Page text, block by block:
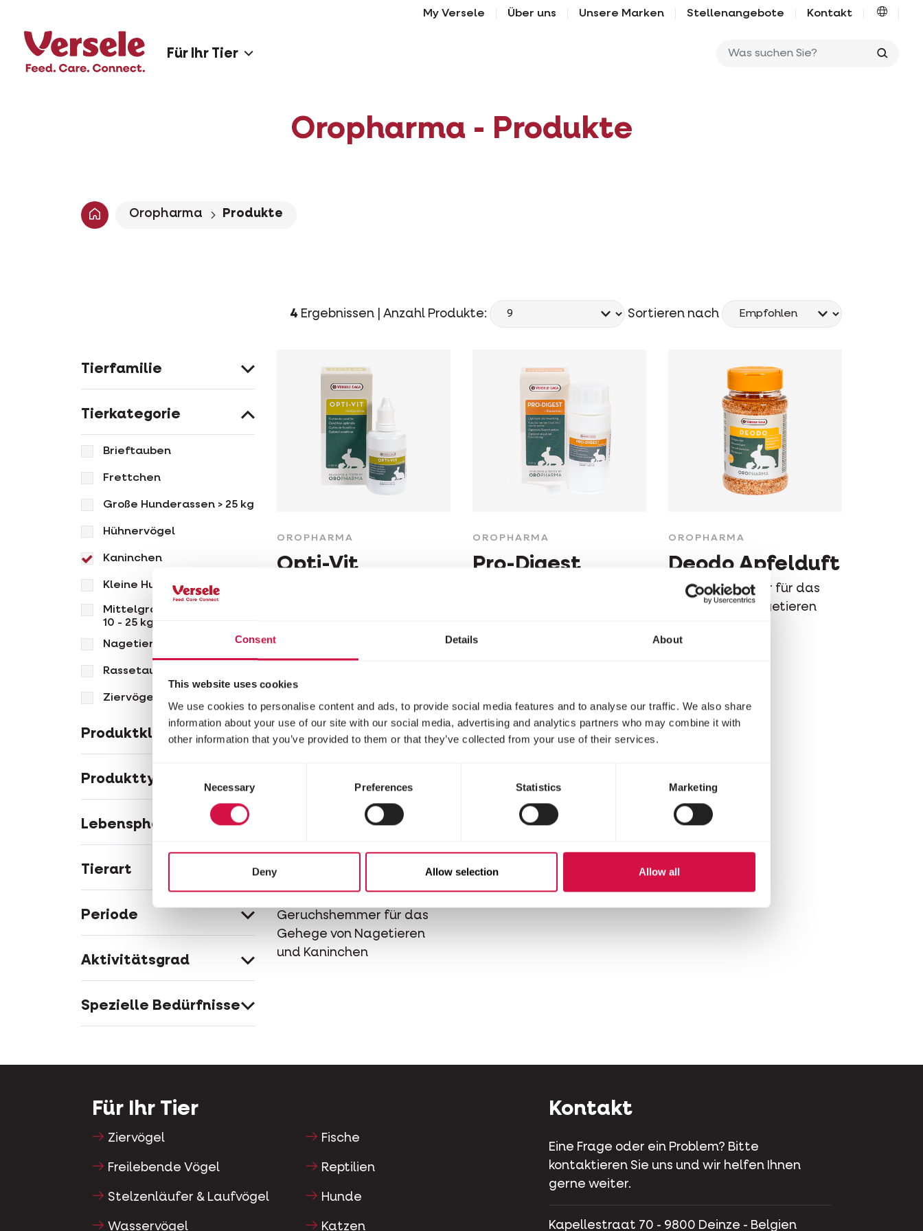
Consent Details About
This website uses cookies
We use cookies to personalise content and ads, to provide social media features and to analyse our traffic. We also share
information about your use of our site with our social media, advertising and analytics partners who may combine it with
other information that you’ve provided to them or that they’ve collected from your use of their services.
Selection
Necessary Preferences Statistics Marketing
Deny Allow selection Allow all
My Versele Über uns Unsere Marken Stellenangebote Kontakt
Für Ihr Tier
Oropharma - Produkte
Oropharma Produkte
4 Ergebnissen | Anzahl Produkte: Sortieren nach
Tierfamilie
Tierkategorie
Brieftauben
Frettchen
Große Hunderassen > 25 kg
Hühnervögel
Kaninchen
Kleine Hunderassen < 10 kg
Mittelgroße Hunderassen
10 - 25 kg
Nagetiere
Rassetauben
Ziervögel
Produktklasse
Produkttyp
Lebensphase
Tierart
Periode
Aktivitätsgrad
Spezielle Bedürfnisse
OROPHARMA
Opti-Vit
OROPHARMA
Pro-Digest
OROPHARMA
Deodo Apfelduft
Geruchshemmer für das
Gehege von Nagetieren
Kiefernduft
Geruchshemmer für das
Gehege von Nagetieren
und Kaninchen
Für Ihr Tier
Ziervögel
Freilebende Vögel
Stelzenläufer & Laufvögel
Wasservögel
Fische
Reptilien
Hunde
Katzen
Kontakt
Eine Frage oder ein Problem? Bitte
kontaktieren Sie uns und wir helfen Ihnen
gerne weiter.
Kapellestraat 70 - 9800 Deinze - Belgien